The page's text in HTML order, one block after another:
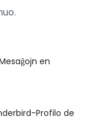
en
Profilo de